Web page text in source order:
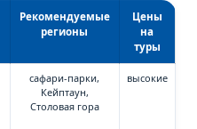
Рекомендуемые
регионы
Цены
на
туры
сафари-парки,
Кейптаун,
Столовая гора
высокие